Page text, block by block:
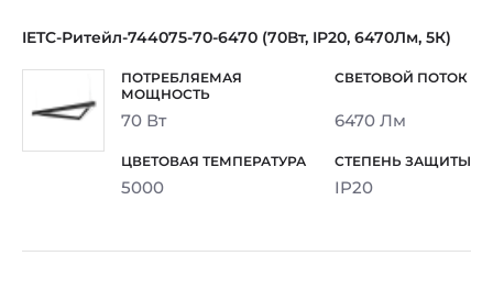
IETC-Ритейл-744075-70-6470 (70Вт, IP20, 6470Лм, 5К)
70 Вт 6470 Лм
5000 IP20